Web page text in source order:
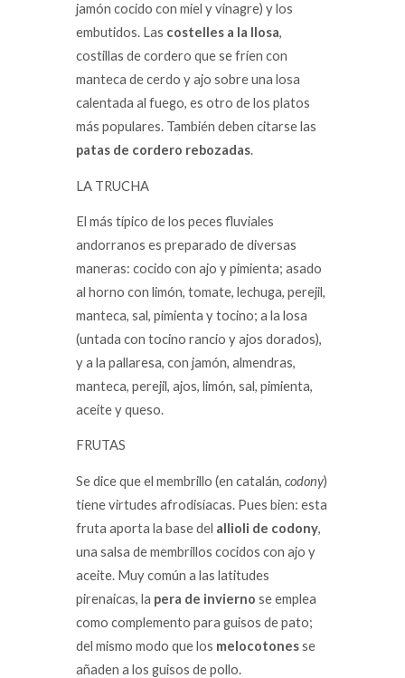
jamón cocido con miel y vinagre) y los
embutidos. Las costelles a la llosa,
costillas de cordero que se fríen con
manteca de cerdo y ajo sobre una losa
calentada al fuego, es otro de los platos
más populares. También deben citarse las
patas de cordero rebozadas.
LA TRUCHA
El más típico de los peces fluviales
andorranos es preparado de diversas
maneras: cocido con ajo y pimienta; asado
al horno con limón, tomate, lechuga, perejil,
manteca, sal, pimienta y tocino; a la losa
(untada con tocino rancio y ajos dorados),
y a la pallaresa, con jamón, almendras,
manteca, perejil, ajos, limón, sal, pimienta,
aceite y queso.
FRUTAS
Se dice que el membrillo (en catalán, codony)
tiene virtudes afrodisíacas. Pues bien: esta
fruta aporta la base del allioli de codony,
una salsa de membrillos cocidos con ajo y
aceite. Muy común a las latitudes
pirenaicas, la pera de invierno se emplea
como complemento para guisos de pato;
del mismo modo que los melocotonesse
añaden a los guisos de pollo.